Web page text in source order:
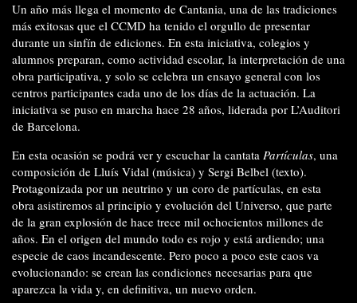
Un año más llega el momento de Cantania, una de las tradiciones
más exitosas que el CCMD ha tenido el orgullo de presentar
durante un sinfín de ediciones. En esta iniciativa, colegios y
alumnos preparan, como actividad escolar, la interpretación de una
obra participativa, y solo se celebra un ensayo general con los
centros participantes cada uno de los días de la actuación. La
iniciativa se puso en marcha hace 28 años, liderada por L’Auditori
de Barcelona.
En esta ocasión se podrá ver y escuchar la cantata Partículas, una
composición de Lluís Vidal (música) y Sergi Belbel (texto).
Protagonizada por un neutrino y un coro de partículas, en esta
obra asistiremos al principio y evolución del Universo, que parte
de la gran explosión de hace trece mil ochocientos millones de
años. En el origen del mundo todo es rojo y está ardiendo; una
especie de caos incandescente. Pero poco a poco este caos va
evolucionando: se crean las condiciones necesarias para que
aparezca la vida y, en definitiva, un nuevo orden.